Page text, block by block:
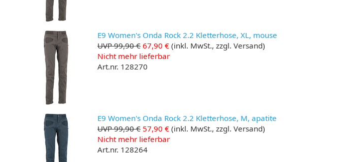
E9 Women's Onda Rock 2.2 Kletterhose, XL, mouse
UVP 99,90 € 67,90 € (inkl. MwSt., zzgl. Versand)
Nicht mehr lieferbar
Art.nr. 128270
E9 Women's Onda Rock 2.2 Kletterhose, M, apatite
UVP 99,90 € 57,90 € (inkl. MwSt., zzgl. Versand)
Nicht mehr lieferbar
Art.nr. 128264